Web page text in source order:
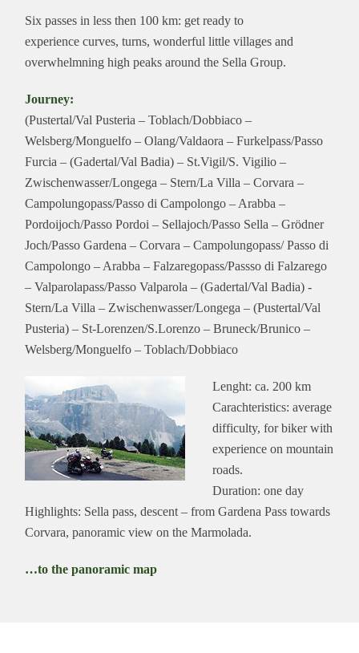
Six passes in less then 100 km: get ready to
experience curves, turns, wonderful little villages and
overwhelmning high peaks around the Sella Group.
Journey:
(Pustertal/Val Pusteria – Toblach/Dobbiaco –
Welsberg/Monguelfo – Olang/Valdaora – Furkelpass/Passo
Furcia – (Gadertal/Val Badia) – St.Vigil/S. Vigilio –
Zwischenwasser/Longega – Stern/La Villa – Corvara –
Campolungopass/Passo di Campolongo – Arabba –
Pordoijoch/Passo Pordoi – Sellajoch/Passo Sella – Grödner
Joch/Passo Gardena – Corvara – Campolungopass/ Passo di
Campolongo – Arabba – Falzaregopass/Passso di Falzarego
– Valparolapass/Passo Valparola – (Gadertal/Val Badia) -
Stern/La Villa – Zwischenwasser/Longega – (Pustertal/Val
Pusteria) – St-Lorenzen/S.Lorenzo – Bruneck/Brunico –
Welsberg/Monguelfo – Toblach/Dobbiaco
Lenght: ca. 200 km
Carachteristics: average
difficulty, for biker with
experience on mountain
roads.
Duration: one day
Highlights: Sella pass, descent – from Gardena Pass towards
Corvara, panoramic view on the Marmolada.
…to the panoramic map